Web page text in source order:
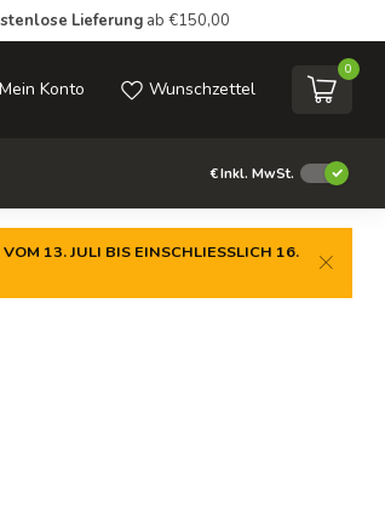
Lieferungab €150,00
Mein Konto Wunschzettel
0
€Inkl. MwSt.
13. JULI BIS EINSCHLIESSLICH 16.